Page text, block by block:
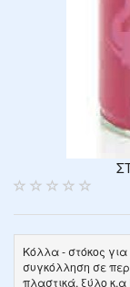
Κόλλα - στόκος
συγκόλληση σε
πλαστικά, ξύλο